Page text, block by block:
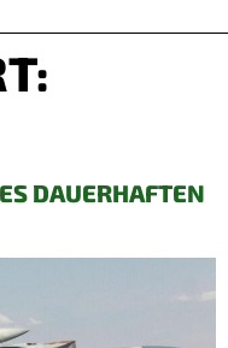
DAUERHAFTEN